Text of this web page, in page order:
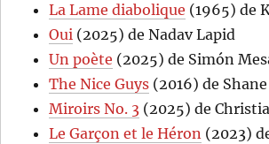
La Lame diabolique (1965) de
Oui (2025) de Nadav Lapid
Un poète (2025) de Simón
The Nice Guys (2016) de
Miroirs No. 3 (2025) de
Le Garçon et le Héron (2023)